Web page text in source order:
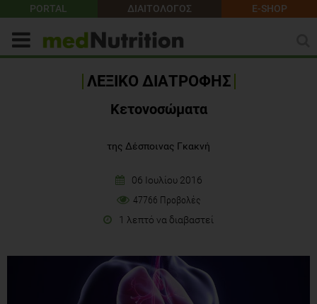
PORTAL ΔΙΑΙΤΟΛΟΓΟΣ E-SHOP
ΛΕΞΙΚΟ ΔΙΑΤΡΟΦΗΣ
Κετονοσώματα
της Δέσποινας Γκακνή
06 Ιουλίου 2016
47766 Προβολές
1 λεπτό να διαβαστεί